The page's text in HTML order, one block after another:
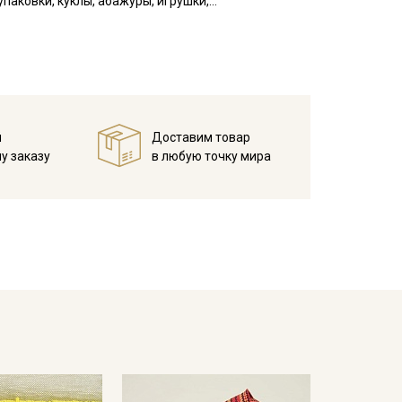
заказу
Доставим товар
в любую точку мира